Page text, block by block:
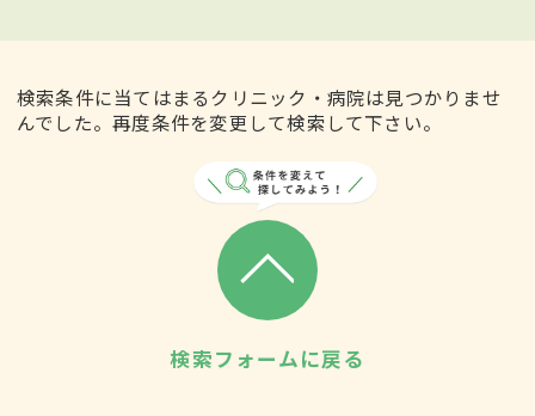
検索条件に当てはまるクリニック・病院は見つかりませ
んでした。再度条件を変更して検索して下さい。
検索フォームに戻る